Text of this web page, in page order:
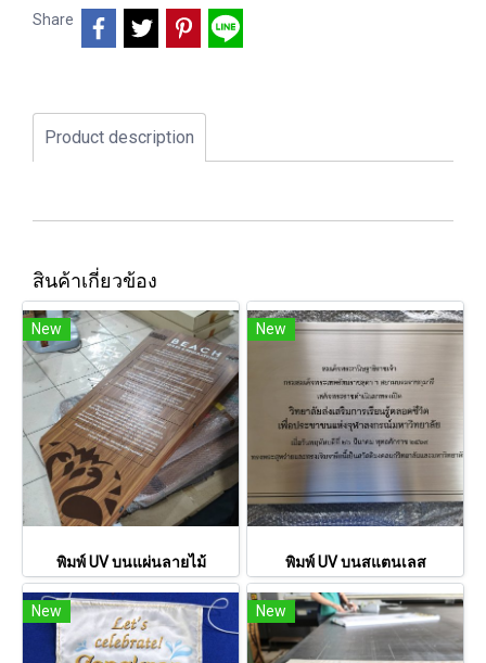
Share
Product description
สินค้าเกี่ยวข้อง
New
พิมพ์ UV บนแผ่นลายไม้
New
พิมพ์ UV บนสแตนเลส
New New